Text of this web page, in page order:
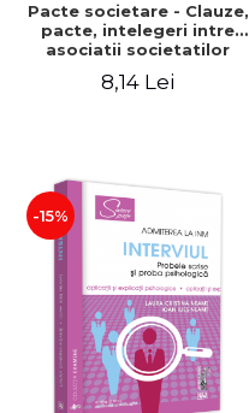
Pacte societare - Clauze,
pacte, intelegeri intre
asociatii societatilor
reglementarea Noului Cod
8,14 Lei
-15%